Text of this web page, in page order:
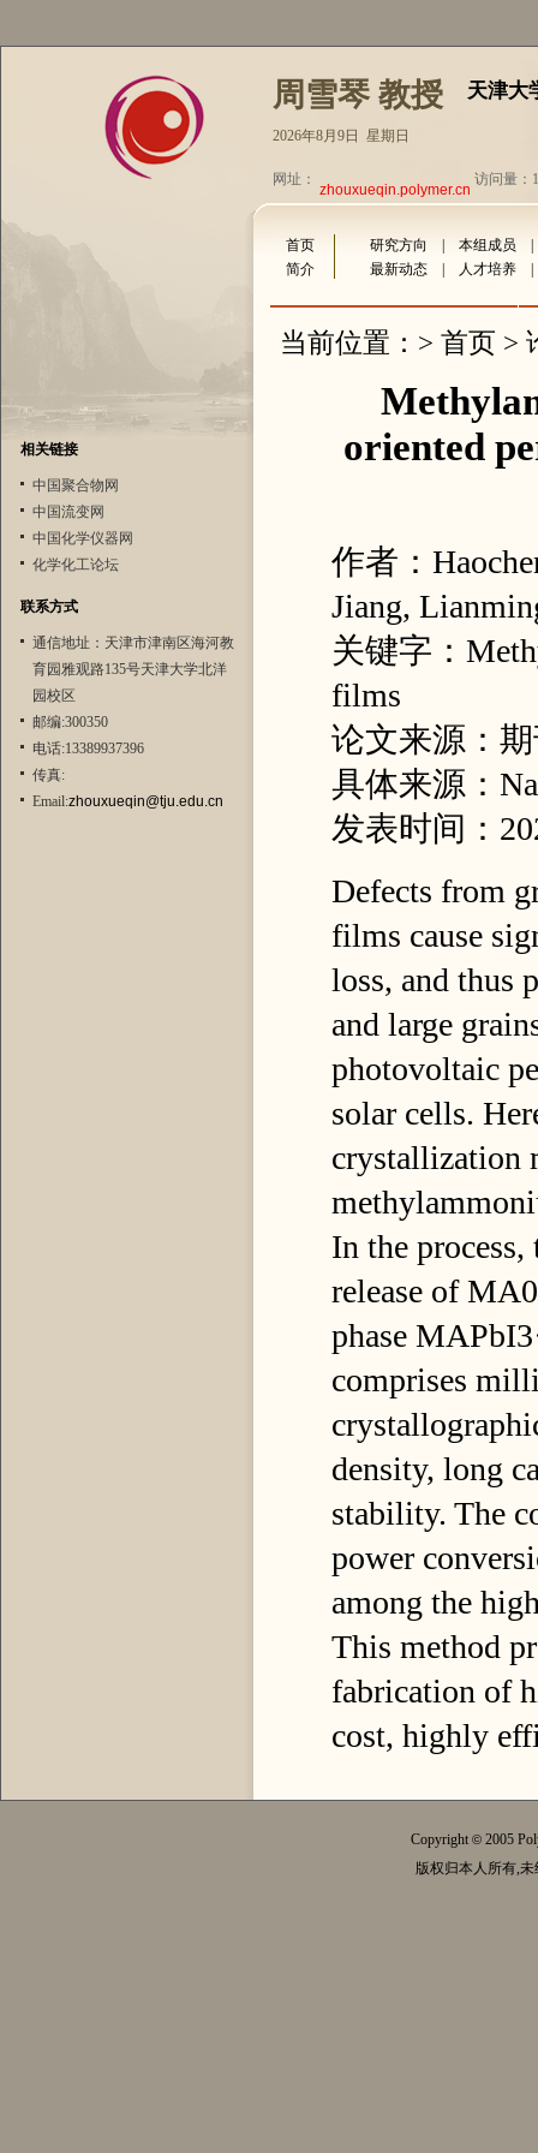
周雪琴 教授 天津大
2026年8月9日 星期日
网址： zhouxueqin.polymer.cn 访问量：
相关链接
中国聚合物网
中国流变网
中国化学仪器网
化学化工论坛
联系方式
通信地址：天津市津南区海河教
育园雅观路135号天津大学北洋
园校区
邮编:300350
电话:13389937396
传真:
Email:zhouxueqin@tju.edu.cn
首页 研究方向 本组成员
简介
最新动态 人才培养
当前位置：> 首页 >
oriented
作者：
Jiang,
关键字：
films
论文来源：
具体来源：
发表时间：
Defects from
films cause
loss, and thus
and large
photovoltaic
solar cells.
crystallization
In the
release of
phase
comprises
density, long
stability. The
power
among the
This method
fabrication of
cost, highly
Copyright© 2005
版权归本人所有,